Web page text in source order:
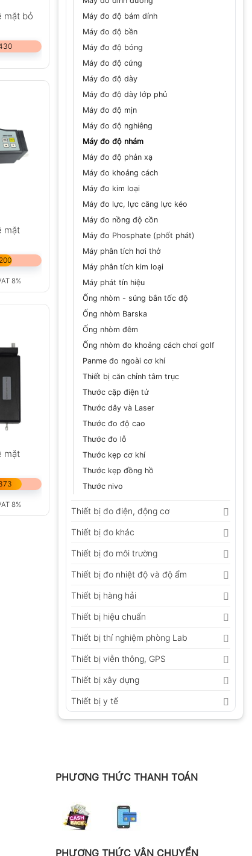
Máy đo độ bám dính
Máy đo độ bền
Máy đo độ bóng
Máy đo độ cứng
Máy đo độ dày
Máy đo độ dày lớp phủ
Máy đo độ mịn
Máy đo độ nghiêng
Máy đo độ nhám
Máy đo độ phản xạ
Máy đo khoảng cách
Máy đo kim loại
Máy đo lực, lực căng lực kéo
Máy đo nồng độ cồn
Máy đo Phosphate (phốt phát)
Máy phân tích hơi thở
Máy phân tích kim loại
Máy phát tín hiệu
Ống nhòm - súng bắn tốc độ
Ống nhòm Barska
Ống nhòm đêm
Ống nhòm đo khoảng cách chơi golf
Panme đo ngoài cơ khí
Thiết bị căn chỉnh tâm trục
Thước cặp điện tử
Thước dây và Laser
Thước đo độ cao
Thước đo lỗ
Thước kẹp cơ khí
Thước kẹp đồng hồ
Thước nivo
Thiết bị đo điện, động cơ
Thiết bị đo khác
Thiết bị đo môi trường
Thiết bị đo nhiệt độ và độ ẩm
Thiết bị hàng hải
Thiết bị hiệu chuẩn
Thiết bị thí nghiệm phòng Lab
Thiết bị viễn thông, GPS
Thiết bị xây dựng
Thiết bị y tế
mặt bỏ
mặt
8%
mặt
8%
PHƯƠNG THỨC THANH TOÁN
PHƯƠNG THỨC VẬN CHUYỂN